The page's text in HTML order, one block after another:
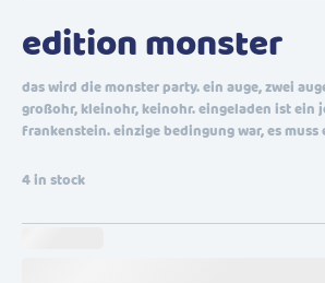
edition monster
das wird die monster party. ein auge, zwei
großohr, kleinohr, keinohr. eingeladen ist ein
frankenstein. einzige bedingung war, es
4 in stock